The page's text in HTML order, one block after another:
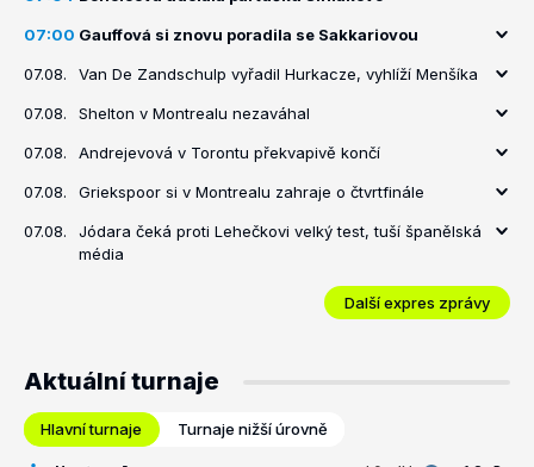
07:00 Gauffová si znovu poradila se Sakkariovou
07.08. Van De Zandschulp vyřadil Hurkacze, vyhlíží Menšíka
07.08. Shelton v Montrealu nezaváhal
07.08. Andrejevová v Torontu překvapivě končí
07.08. Griekspoor si v Montrealu zahraje o čtvrtfinále
07.08.
Jódara čeká proti Lehečkovi velký test, tuší španělská
média
Další expres zprávy
Aktuální turnaje
Hlavní turnaje Turnaje nižší úrovně